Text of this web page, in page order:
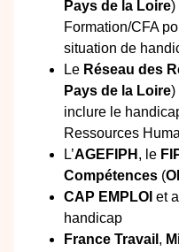
Pays de la Loire)
Formation/CFA
situation de
Le Réseau des
Pays de la Loire)
inclure le
Ressources
L’AGEFIPH , le
Compétences (
CAP EMPLOI et
handicap
France Travail ,